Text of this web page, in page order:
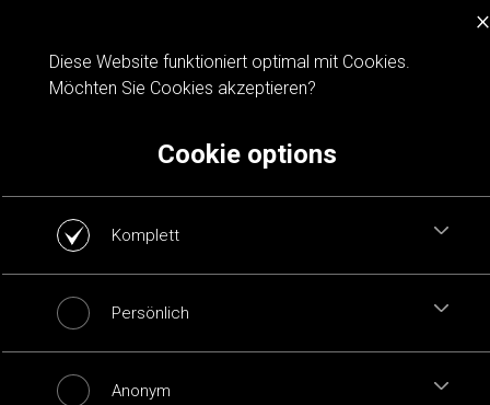
Cookie notification
×
Diese Website funktioniert optimal mit Cookies.
Möchten Sie Cookies akzeptieren?
Cookie options
Komplett
Persönlich
Anonym